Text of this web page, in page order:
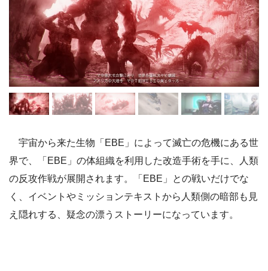
宇宙から来た生物「EBE」によって滅亡の危機にある世
界で、「EBE」の体組織を利用した改造手術を手に、人類
の反攻作戦が展開されます。「EBE」との戦いだけでな
く、イベントやミッションテキストから人類側の暗部も見
え隠れする、疑念の漂うストーリーになっています。